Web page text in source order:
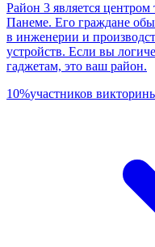
Район 3 является
Панеме. Его граждане
в инженерии и
устройств. Если вы
гаджетам, это ваш район.
10%участников